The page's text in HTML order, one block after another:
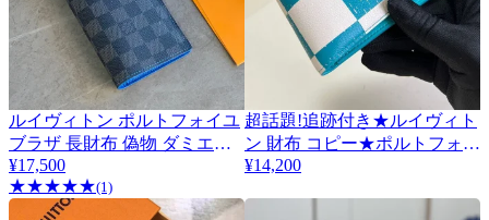
ルイヴィトン ポルトフォイユ
ブラザ 長財布 偽物 ダミエグ
ラフィット vue81037
¥17,500
★★★★★(1)
超話題!追跡付き★​ルイヴィト
ン 財布 コピー★ポルトフォイ
ユ・ミュルティプル ダミエ★
¥14,200